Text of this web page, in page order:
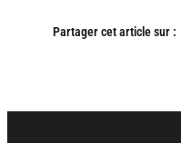
Partager cet article sur :